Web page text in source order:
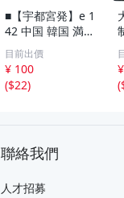
■【宇都宮発】e 1
42 中国 韓国 満州
オランダ タイ ド
イツ フランス フ
ィリピン イギリ
ス スイス インド
目前出價
¥ 100
($22)
(
聯絡我們
人才招募